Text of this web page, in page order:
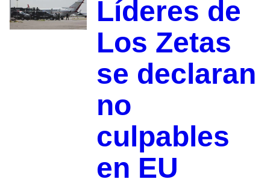
Líderes de
Los Zetas
se declaran
no
culpables
en EU